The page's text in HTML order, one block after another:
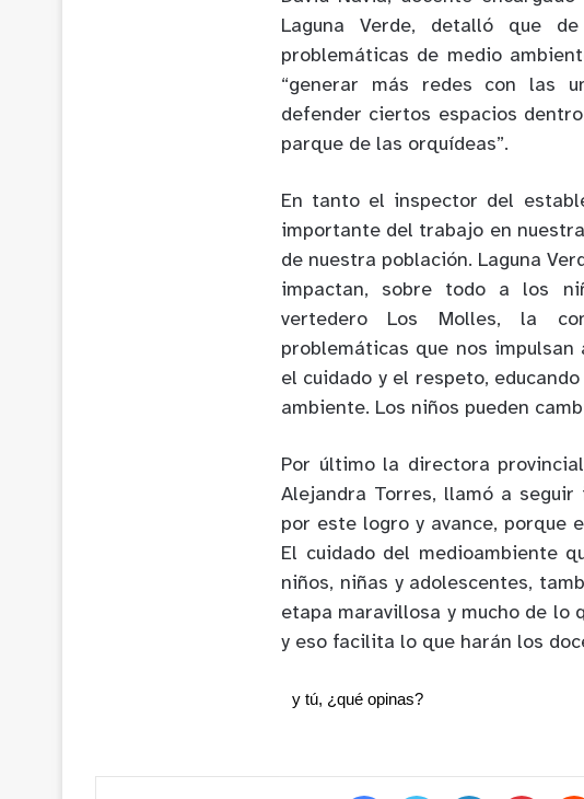
Laguna Verde, detalló que
problemáticas de medio
“generar más redes con las
defender ciertos espacios
parque de las orquídeas”.
En tanto el inspector del
importante del trabajo en
de nuestra población. Laguna
impactan, sobre todo a los
vertedero Los Molles, la
problemáticas que nos
el cuidado y el respeto,
ambiente. Los niños pueden
Por último la directora
Alejandra Torres, llamó a seguir
por este logro y avance, porque
El cuidado del medioambiente
niños, niñas y adolescentes,
etapa maravillosa y mucho de lo
y eso facilita lo que harán los
y tú, ¿qué opinas?